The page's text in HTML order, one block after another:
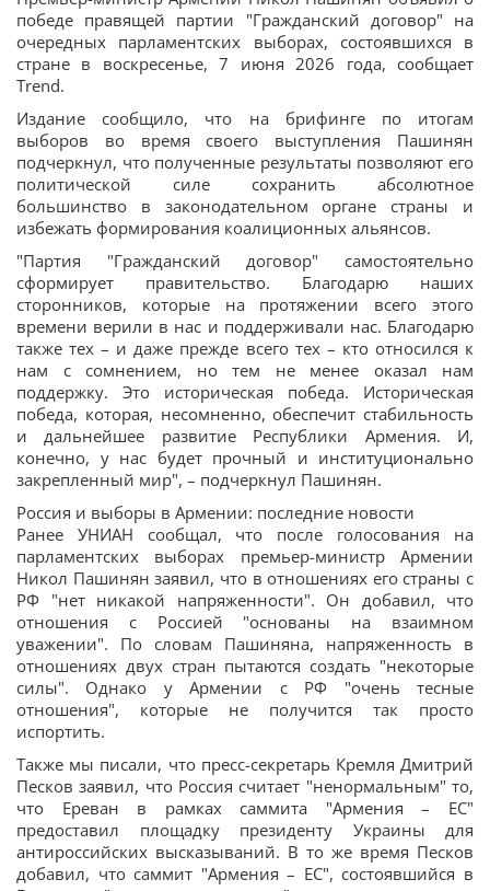
победе правящей партии "Гражданский договор" на
очередных парламентских выборах, состоявшихся в
стране в воскресенье, 7 июня 2026 года, сообщает
Trend.
Издание сообщило, что на брифинге по итогам
выборов во время своего выступления Пашинян
подчеркнул, что полученные результаты позволяют его
политической силе сохранить абсолютное
большинство в законодательном органе страны и
избежать формирования коалиционных альянсов.
"Партия "Гражданский договор" самостоятельно
сформирует правительство. Благодарю наших
сторонников, которые на протяжении всего этого
времени верили в нас и поддерживали нас. Благодарю
также тех – и даже прежде всего тех – кто относился к
нам с сомнением, но тем не менее оказал нам
поддержку. Это историческая победа. Историческая
победа, которая, несомненно, обеспечит стабильность
и дальнейшее развитие Республики Армения. И,
конечно, у нас будет прочный и институционально
закрепленный мир", – подчеркнул Пашинян.
Россия и выборы в Армении: последние новости
Ранее УНИАН сообщал, что после голосования на
парламентских выборах премьер-министр Армении
Никол Пашинян заявил, что в отношениях его страны с
РФ "нет никакой напряженности". Он добавил, что
отношения с Россией "основаны на взаимном
уважении". По словам Пашиняна, напряженность в
отношениях двух стран пытаются создать "некоторые
силы". Однако у Армении с РФ "очень тесные
отношения", которые не получится так просто
испортить.
Также мы писали, что пресс-секретарь Кремля Дмитрий
Песков заявил, что Россия считает "ненормальным" то,
что Ереван в рамках саммита "Армения – ЕС"
предоставил площадку президенту Украины для
антироссийских высказываний. В то же время Песков
добавил, что саммит "Армения – ЕС", состоявшийся в